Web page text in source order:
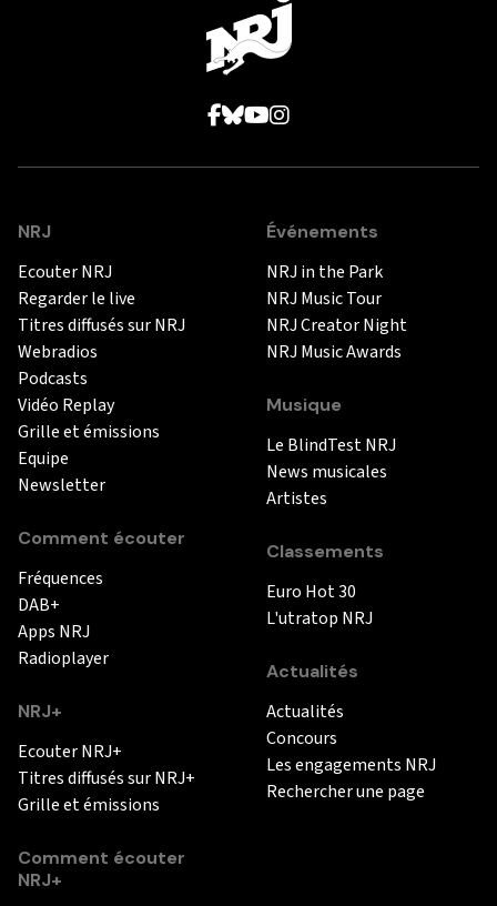
NRJ
Ecouter NRJ
Regarder le live
Titres diffusés sur NRJ
Webradios
Podcasts
Vidéo Replay
Grille et émissions
Equipe
Newsletter
Comment écouter
Fréquences
DAB+
Apps NRJ
Radioplayer
NRJ+
Ecouter NRJ+
Titres diffusés sur NRJ+
Grille et émissions
Comment écouter
NRJ+
Événements
NRJ in the Park
NRJ Music Tour
NRJ Creator Night
NRJ Music Awards
Musique
Le BlindTest NRJ
News musicales
Artistes
Classements
Euro Hot 30
L'utratop NRJ
Actualités
Actualités
Concours
Les engagements NRJ
Rechercher une page